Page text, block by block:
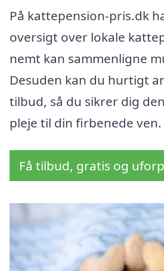
På kattepension-pris.dk
oversigt over lokale
nemt kan sammenligne
Desuden kan du hurtigt
tilbud, så du sikrer dig
pleje til din firbenede ven.
Få tilbud, gratis og